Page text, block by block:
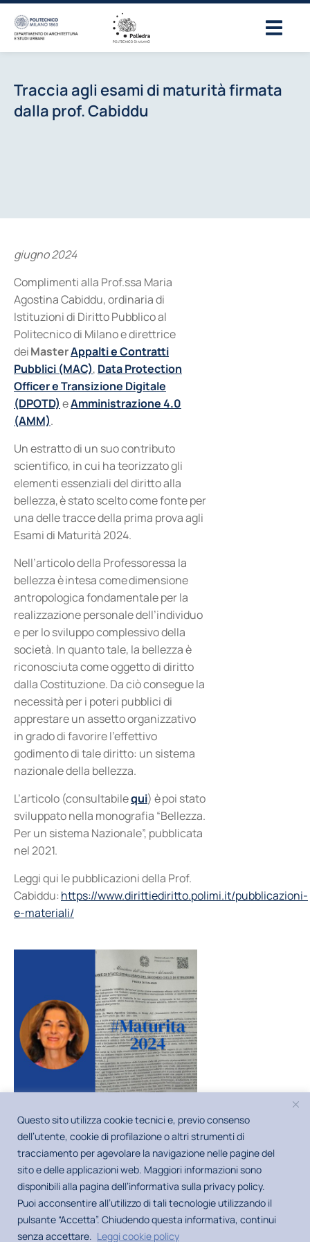
Questo sito utilizza cookie tecnici e, previo consenso
dell’utente, cookie di profilazione o altri strumenti di
tracciamento per agevolare la navigazione nelle pagine del
sito e delle applicazioni web. Maggiori informazioni sono
disponibili alla pagina dell’informativa sulla privacy policy.
Puoi acconsentire all’utilizzo di tali tecnologie utilizzando il
pulsante “Accetta”. Chiudendo questa informativa, continui
senza accettare. Leggi cookie policy
Traccia agli esami di maturità firmata
dalla prof. Cabiddu
giugno 2024
Complimenti alla Prof.ssa Maria
Agostina Cabiddu, ordinaria di
Istituzioni di Diritto Pubblico al
Politecnico di Milano e direttrice
deiMasterAppalti e Contratti
Pubblici (MAC), Data Protection
Officer e Transizione Digitale
(DPOTD) eAmministrazione 4.0
(AMM).
Un estratto di un suo contributo
scientifico, in cui ha teorizzato gli
elementi essenziali del diritto alla
bellezza, è stato scelto come fonte per
una delle tracce della prima prova agli
Esami di Maturità 2024.
Nell’articolo della Professoressa la
bellezza è intesa come dimensione
antropologica fondamentale per la
realizzazione personale dell’individuo
e per lo sviluppo complessivo della
società. In quanto tale, la bellezza è
riconosciuta come oggetto di diritto
dalla Costituzione. Da ciò consegue la
necessità per i poteri pubblici di
apprestare un assetto organizzativo
in grado di favorire l’effettivo
godimento di tale diritto: un sistema
nazionale della bellezza.
L’articolo (consultabilequi) è poi stato
sviluppato nella monografia “Bellezza.
Per un sistema Nazionale”, pubblicata
nel 2021.
Leggi qui le pubblicazioni della Prof.
Cabiddu: https://www.dirittiediritto.polimi.it/pubblicazioni-
e-materiali/
© Copyright 2026 | POLIEDRA – UFFICIO FORMAZIONE • C.F. –
P. IVA 12903700156 • Via G. Colombo 40, 20133 Milano